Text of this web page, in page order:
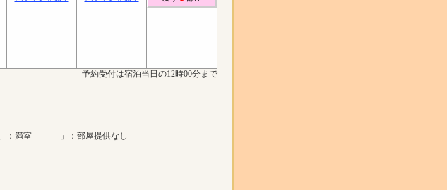
予約受付は宿泊当日の12時00分まで
」：満室 「-」：部屋提供なし